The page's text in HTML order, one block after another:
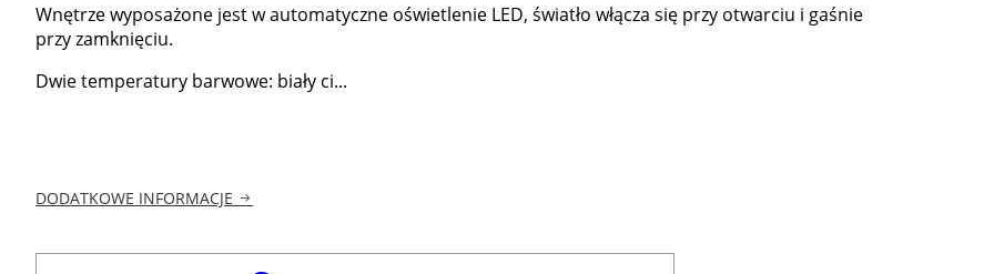
Wnętrze wyposażone jest w automatyczne oświetlenie LED, światło włącza się przy otwarciu i gaśnie
przy zamknięciu.
Dwie temperatury barwowe: biały ci...
DODATKOWE INFORMACJE